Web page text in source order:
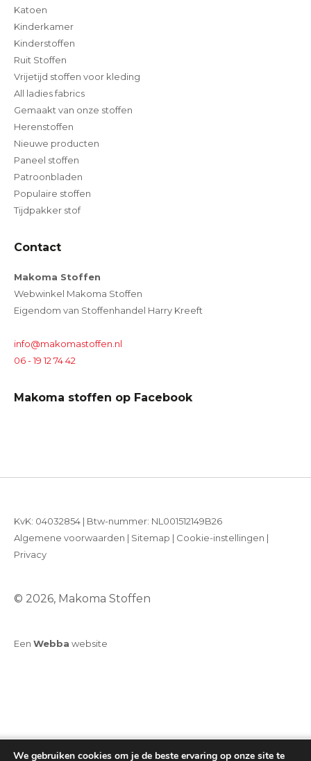
Katoen
Kinderkamer
Kinderstoffen
Ruit Stoffen
Vrijetijd stoffen voor kleding
All ladies fabrics
Gemaakt van onze stoffen
Herenstoffen
Nieuwe producten
Paneel stoffen
Patroonbladen
Populaire stoffen
Tijdpakker stof
Contact
Makoma Stoffen
Webwinkel Makoma Stoffen
Eigendom van Stoffenhandel Harry Kreeft
info@makomastoffen.nl
06 - 19 12 74 42
Makoma stoffen op Facebook
© 2026, Makoma Stoffen
KvK: 04032854 | Btw-nummer: NL001512149B26
Algemene voorwaarden | Sitemap | Cookie-instellingen |
Privacy
Een Webba website
We gebruiken cookies om je de beste ervaring op onze site te